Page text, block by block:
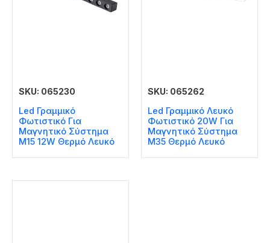
SKU: 065230
Led Γραμμικό
Φωτιστικό Για
Μαγνητικό Σύστημα
Μ15 12W Θερμό Λευκό
SKU: 065262
Led Γραμμικό Λευκό
Φωτιστικό 20W Για
Μαγνητικό Σύστημα
Μ35 Θερμό Λευκό